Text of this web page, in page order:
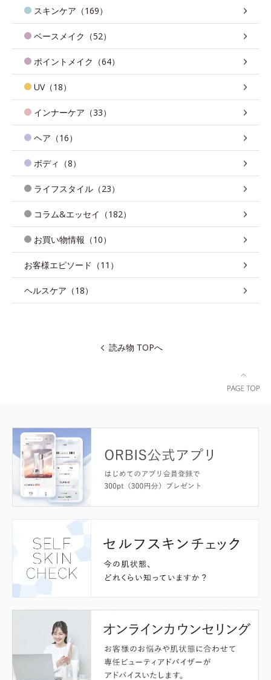
スキンケア（169）
ベースメイク（52）
ポイントメイク（64）
UV（18）
インナーケア（33）
ヘア（16）
ボディ（8）
ライフスタイル（23）
コラム&エッセイ（182）
お買い物情報（10）
お客様エピソード（11）
ヘルスケア（18）
読み物 TOPへ